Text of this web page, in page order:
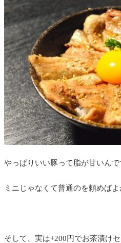
やっぱりいい豚って脂が甘いんで
ミニじゃなくて普通のを頼めば
そして、実は+200円でお茶漬け